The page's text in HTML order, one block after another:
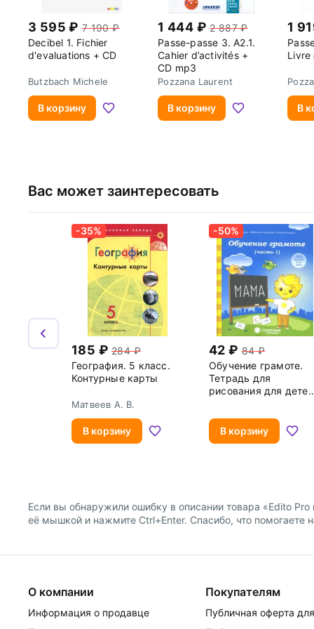
Décrire un produit/un service et promouvoir ses qualités.
Proposer et conseiller un produit/un service adapté.
Améliorer la satisfaction client (unité 3).
Entretenir la relation client.
Traiter des réclamations.
3 595
7 190
Decibel 1. Fichier
d'evaluations + CD
Butzbach Michele
В корзину
1 444
2 887
Passe-passe 3. A2.1.
Cahier d’activités +
CD mp3
Pozzana Laurent
В корзину
1
Livre
В
Вас может заинтересовать
-35%
185
284
География. 5 класс.
Контурные карты
Матвеев А. В.
В корзину
-50%
42
84
Обучение грамоте.
Тетрадь для
рисования для детей
Солнечные ступеньки
В корзину
Если вы обнаружили ошибку в описании товара «Edito
её мышкой и нажмите Ctrl+Enter. Спасибо, что помогаете
О компании
Информация о продавце
Покупателям
Публичная оферта